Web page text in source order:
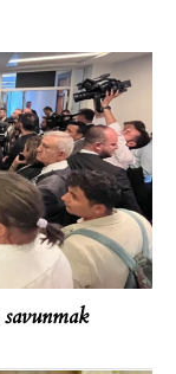
savunmak